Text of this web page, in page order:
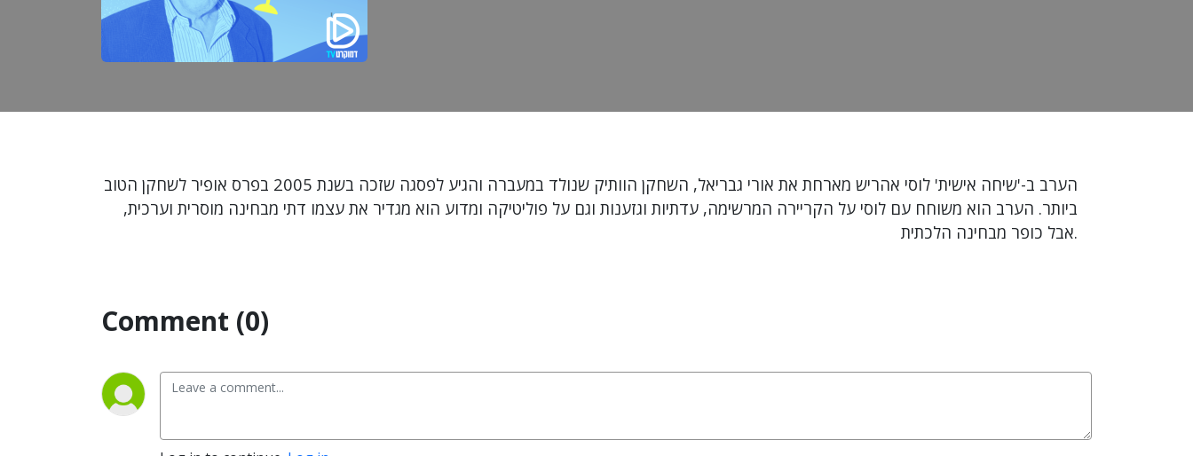
הערב ב-'שיחה אישית' לוסי אהריש מארחת את אורי גבריאל, השחקן הוותיק שנולד במעברה והגיע לפסגה שזכה בשנת 2005 בפרס אופיר לשחקן הטוב
ביותר. הערב הוא משוחח עם לוסי על הקריירה המרשימה, עדתיות וגזענות וגם על פוליטיקה ומדוע הוא מגדיר את עצמו דתי מבחינה מוסרית וערכית,
אבל כופר מבחינה הלכתית.
Comment (0)